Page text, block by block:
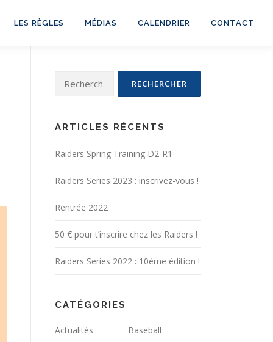
LES RÈGLES MÉDIAS CALENDRIER CONTACT
ARTICLES RÉCENTS
Raiders Spring Training D2-R1
Raiders Series 2023 : inscrivez-vous !
Rentrée 2022
50 € pour t’inscrire chez les Raiders !
Raiders Series 2022 : 10ème édition !
CATÉGORIES
Actualités
Baseball